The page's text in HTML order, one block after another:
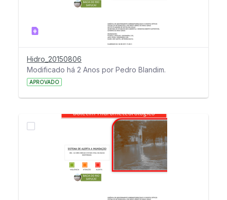
Hidro_20150806
Modificado há 2 Anos por Pedro Blandim.
APROVADO